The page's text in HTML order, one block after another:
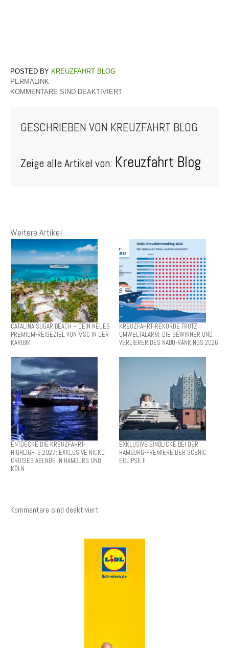
KREUZFAHRT BLOG
PERMALINK
KOMMENTARE SIND DEAKTIVIERT
GESCHRIEBEN VON KREUZFAHRT BLOG
Zeige alle Artikel von: Kreuzfahrt Blog
Weitere Artikel
CATALINA SUGAR BEACH – DEIN NEUES
PREMIUM-REISEZIEL VON MSC IN DER
KARIBIK
KREUZFAHRT-REKORDE TROTZ
UMWELTALARM: DIE GEWINNER UND
VERLIERER DES NABU-RANKINGS 2026
ENTDECKE DIE KREUZFAHRT-
HIGHLIGHTS 2027: EXKLUSIVE NICKO
CRUISES ABENDE IN HAMBURG UND
KÖLN
EXKLUSIVE EINBLICKE BEI DER
HAMBURG-PREMIERE DER SCENIC
ECLIPSE II
Kommentare sind deaktiviert